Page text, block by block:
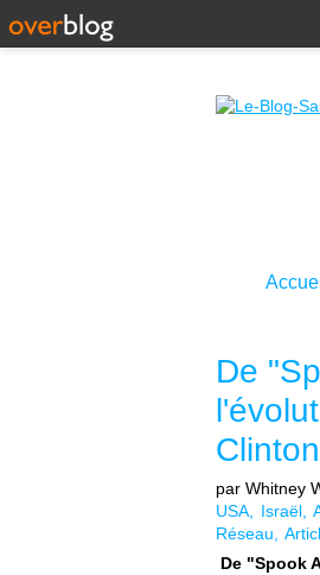
De
par Whitney
USA
Israël
Réseau
De "Spook